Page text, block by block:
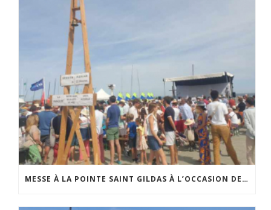
MESSE À LA POINTE SAINT GILDAS À L’OCCASION DE LA FÊTE DE LA MER